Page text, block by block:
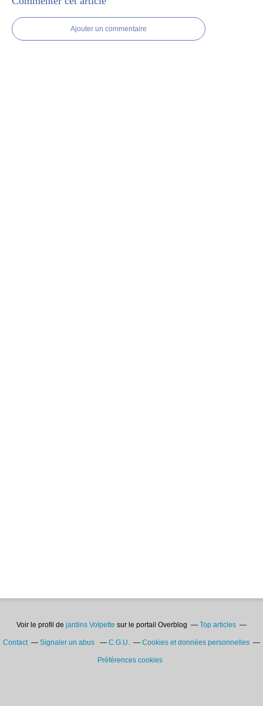
Ajouter un commentaire
Voir le profil de jardins Volpette sur le portail Overblog Top articles
Contact Signaler un abus C.G.U. Cookies et données personnelles
Préférences cookies